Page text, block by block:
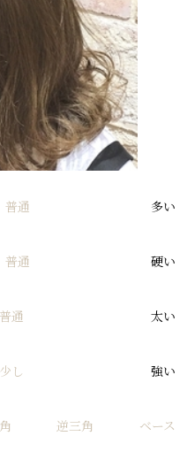
普通 多い
普通 硬い
普通 太い
少し 強い
逆三角 ベース